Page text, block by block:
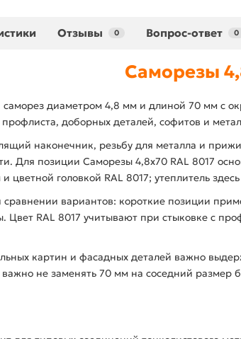
Отзывы 0 Вопрос-ответ 0
Саморезы
диаметром 4,8 мм и длиной 70 мм с
доборных деталей, софитов и
наконечник, резьбу для металла и
Для позиции Саморезы 4,8х70 RAL 8017
цветной головкой RAL 8017; утеплитель
вариантов: короткие позиции
Цвет RAL 8017 учитывают при стыковке с
картин и фасадных деталей важно
не заменять 70 мм на соседний размер